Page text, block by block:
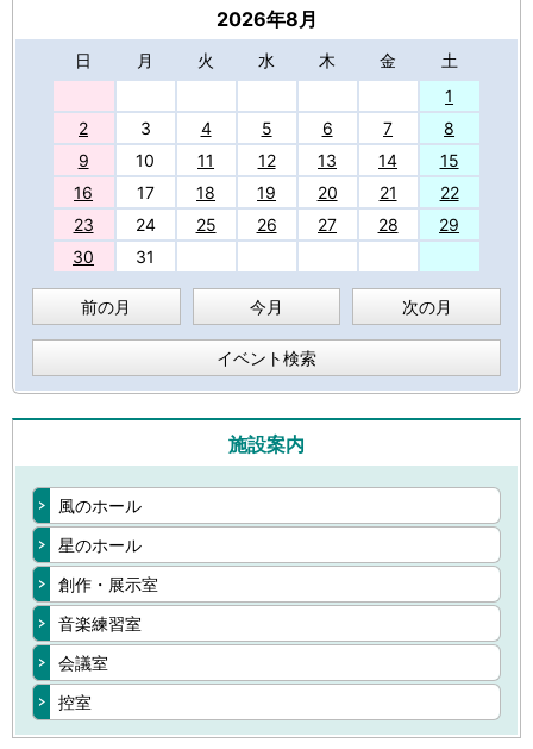
2026年8月
日 月 火 水 木 金
土
1
2
3 4 5 6 7
8
9
10 11 12 13 14
15
16
17 18 19 20 21
22
23
24 25 26 27 28
29
30
31
前の月 今月 次の月
イベント検索
施設案内
風のホール
星のホール
創作・展示室
音楽練習室
会議室
控室